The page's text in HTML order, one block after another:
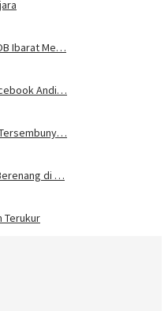
Ibarat Me…
Andi…
di …
Terukur